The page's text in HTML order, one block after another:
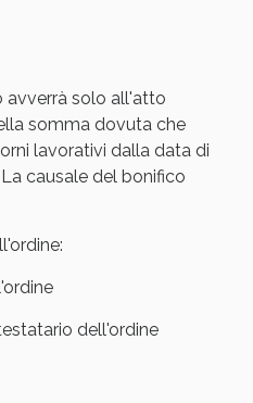
avverrà solo all'atto
somma dovuta che
lavorativi dalla data di
causale del bonifico
dell'ordine
disponibile oggi!